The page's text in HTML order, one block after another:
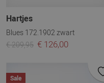
Hartjes
Blues 172.1902 zwart
€ 209,95 € 126,00
Sale